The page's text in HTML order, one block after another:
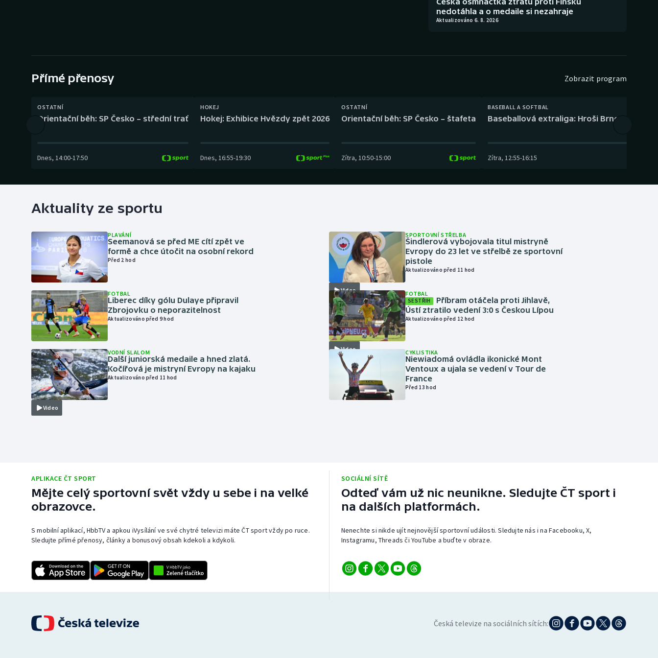
Gymnastika Plážový volejbal
nedotáhla a o medaile si nezahraje
Aktualizováno 6. 8. 2026
Přímé přenosy Zobrazit program
OSTATNÍ
Orientační běh: SP Česko – střední trať
Dnes, 14:00-17:50
HOKEJ
Hokej: Exhibice Hvězdy zpět 2026
Dnes, 16:55-19:30
OSTATNÍ
Orientační běh: SP Česko – štafeta
Zítra, 10:50-15:00
BASEBALL A SOFTBAL
Baseballová extraliga: Hroši Brno – Eagles
Zítra, 12:55-16:15
Aktuality ze sportu
PLAVÁNÍ
Seemanová se před ME cítí zpět ve
formě a chce útočit na osobní rekord
Před 2 hod
FOTBAL
Liberec díky gólu Dulaye připravil
Zbrojovku o neporazitelnost
Aktualizováno před 9 hod
Video
VODNÍ SLALOM
Další juniorská medaile a hned zlatá.
Kočířová je mistryní Evropy na kajaku
Aktualizováno před 11 hod
Video
SPORTOVNÍ STŘELBA
Šindlerová vybojovala titul mistryně
Evropy do 23 let ve střelbě ze sportovní
pistole
Aktualizováno před 11 hod
Video
FOTBAL
SESTŘIH
Příbram otáčela proti Jihlavě,
Ústí ztratilo vedení 3:0 s Českou Lípou
Aktualizováno před 12 hod
CYKLISTIKA
Niewiadomá ovládla ikonické Mont
Ventoux a ujala se vedení v Tour de
France
Před 13 hod
APLIKACE ČT SPORT
Mějte celý sportovní svět vždy u sebe i na velké
obrazovce.
S mobilní aplikací, HbbTV a apkou iVysílání ve své chytré televizi máte ČT sport vždy po ruce.
Sledujte přímé přenosy, články a bonusový obsah kdekoli a kdykoli.
SOCIÁLNÍ SÍTĚ
Odteď vám už nic neunikne. Sledujte ČT sport i
na dalších platformách.
Nenechte si nikde ujít nejnovější sportovní události. Sledujte nás i na Facebooku, X,
Instagramu, Threads či YouTube a buďte v obraze.
Česká televize na sociálních sítích: